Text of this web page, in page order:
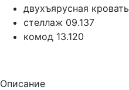
двухъярусная
стеллаж 09.137
комод 13.120
Описание